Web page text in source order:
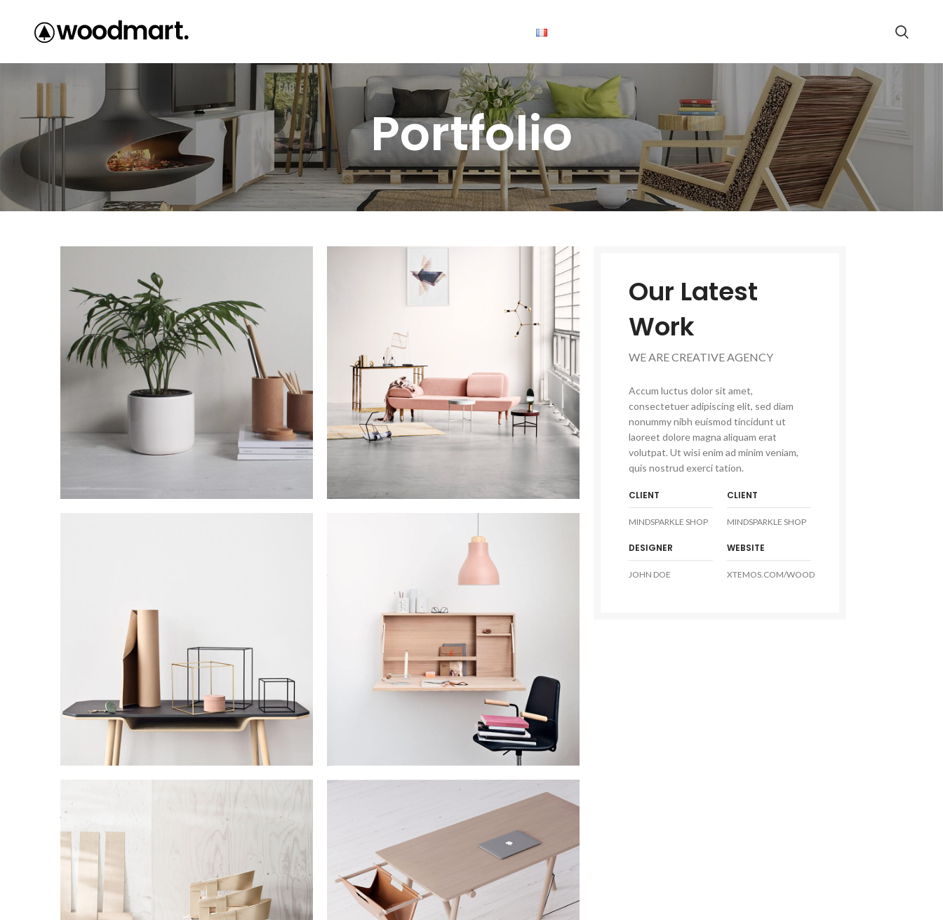
Portfolio
Our Latest
Work
WE ARE CREATIVE AGENCY
Accum luctus dolor sit amet,
consectetuer adipiscing elit, sed diam
nonummy nibh euismod tincidunt ut
laoreet dolore magna aliquam erat
volutpat. Ut wisi enim ad minim veniam,
quis nostrud exerci tation.
CLIENT
MINDSPARKLE SHOP
CLIENT
MINDSPARKLE SHOP
DESIGNER
JOHN DOE
WEBSITE
XTEMOS.COM/WOOD